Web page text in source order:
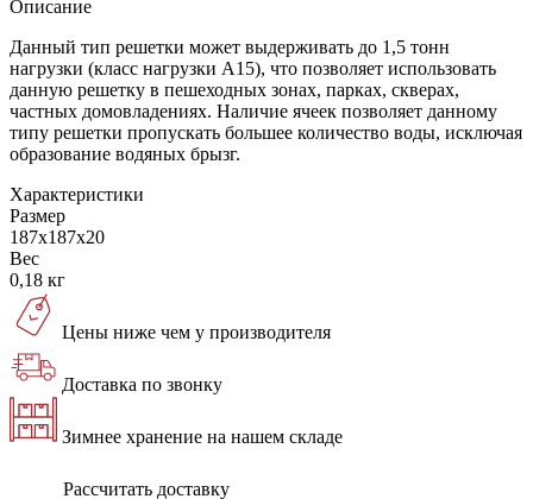
Описание
Данный тип решетки может выдерживать до 1,5 тонн
нагрузки (класс нагрузки А15), что позволяет использовать
данную решетку в пешеходных зонах, парках, скверах,
частных домовладениях. Наличие ячеек позволяет данному
типу решетки пропускать большее количество воды, исключая
образование водяных брызг.
Характеристики
Размер
187х187х20
Вес
0,18 кг
Цены ниже чем у производителя
Доставка по звонку
Зимнее хранение на нашем складе
Рассчитать доставку